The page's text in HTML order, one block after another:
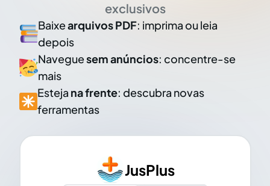
exclusivos
Baixearquivos PDF: imprima ou leia
depois
Naveguesem anúncios: concentre-se
mais
Esteja na frente: descubra novas
ferramentas
JusPlus